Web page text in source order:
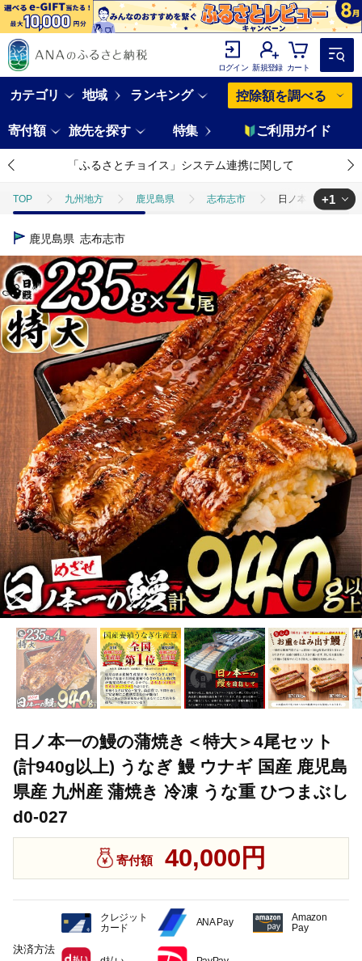
ログイン 新規登録 カート
カテゴリ 地域 ランキング 控除額を調べる
寄付額 旅先を探す 特集 ご利用ガイド
「ふるさとチョイス」システム連携に関して
TOP 九州地方 鹿児島県 志布志市 日ノ本一の鰻の蒲
TOP
+1
鹿児島県 志布志市
日ノ本一の鰻の蒲焼き＜特大＞4尾セット
(計940g以上) うなぎ 鰻 ウナギ 国産 鹿児島
県産 九州産 蒲焼き 冷凍 うな重 ひつまぶし
d0-027
寄付額 40,000円
決済方法
クレジット
カード
ANA Pay
Amazon
Pay